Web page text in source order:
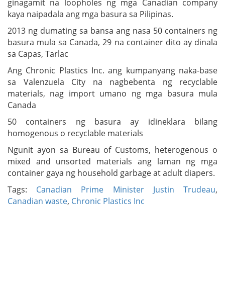
ginagamit na loopholes ng mga Canadian company
kaya naipadala ang mga basura sa Pilipinas.
2013 ng dumating sa bansa ang nasa 50 containers ng
basura mula sa Canada, 29 na container dito ay dinala
sa Capas, Tarlac
Ang Chronic Plastics Inc. ang kumpanyang naka-base
sa Valenzuela City na nagbebenta ng recyclable
materials, nag import umano ng mga basura mula
Canada
50 containers ng basura ay idineklara bilang
homogenous o recyclable materials
Ngunit ayon sa Bureau of Customs, heterogenous o
mixed and unsorted materials ang laman ng mga
container gaya ng household garbage at adult diapers.
Tags: Canadian Prime Minister Justin Trudeau,
Canadian waste, Chronic Plastics Inc